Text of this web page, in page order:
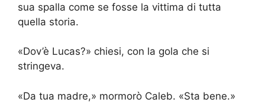
sua spalla come se fosse la vittima di tutta
quella storia.
«Dov’è Lucas?» chiesi, con la gola che si
stringeva.
«Da tua madre,» mormorò Caleb. «Sta bene.»